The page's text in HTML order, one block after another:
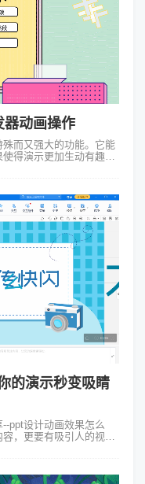
动画操作
而又强大的功能。它能
得演示更加生动有趣。
的演示秒变吸睛
ppt设计动画效果怎么
，更要有吸引人的视觉